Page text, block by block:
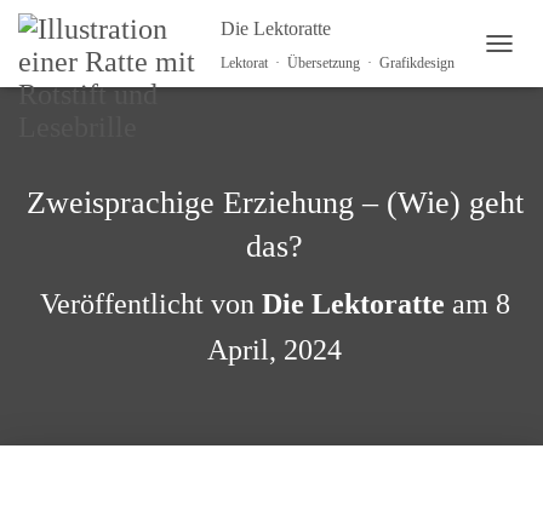
Die Lektoratte
Lektorat · Übersetzung · Grafikdesign
A
T
U
M
Zweisprachige Erziehung – (Wie) geht
das?
Veröffentlicht von Die Lektoratte am 8
April, 2024